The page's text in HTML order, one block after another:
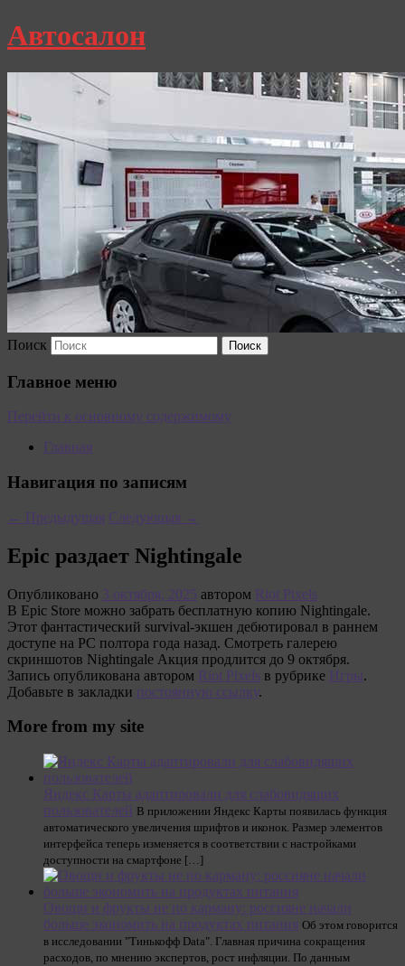
Автосалон
Поиск
Главное меню
Перейти к основному содержимому
Главная
Навигация по записям
← Предыдущая Следующая →
Epic раздает Nightingale
Опубликовано 3 октября, 2025 автором Riot Pixels
В Epic Store можно забрать бесплатную копию Nightingale.
Этот фантастический survival-экшен дебютировал в раннем
доступе на PC полтора года назад. Смотреть галерею
скриншотов Nightingale Акция продлится до 9 октября.
Запись опубликована автором Riot Pixels в рубрике Игры.
Добавьте в закладки постоянную ссылку.
More from my site
Яндекс Карты адаптировали для слабовидящих
пользователей В приложении Яндекс Карты появилась функция
автоматического увеличения шрифтов и иконок. Размер элементов
интерфейса теперь изменяется в соответствии с настройками
доступности на смартфоне […]
Овощи и фрукты не по карману: россияне начали
больше экономить на продуктах питания Об этом говорится
в исследовании "Тинькофф Data". Главная причина сокращения
расходов, по мнению экспертов, рост инфляции. По данным